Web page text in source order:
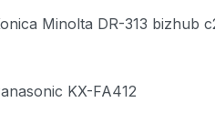
Minolta DR-313 bizhub
KX-FA412